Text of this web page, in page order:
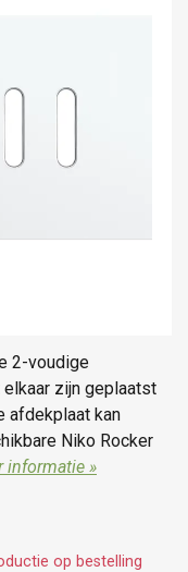
2-voudige
zijn geplaatst
afdekplaat kan
Niko Rocker
informatie »
op bestelling